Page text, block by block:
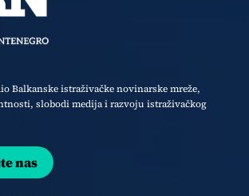
Balkanske istraživačke novinarske mreže,
slobodi medija i razvoju istraživačkog
nas